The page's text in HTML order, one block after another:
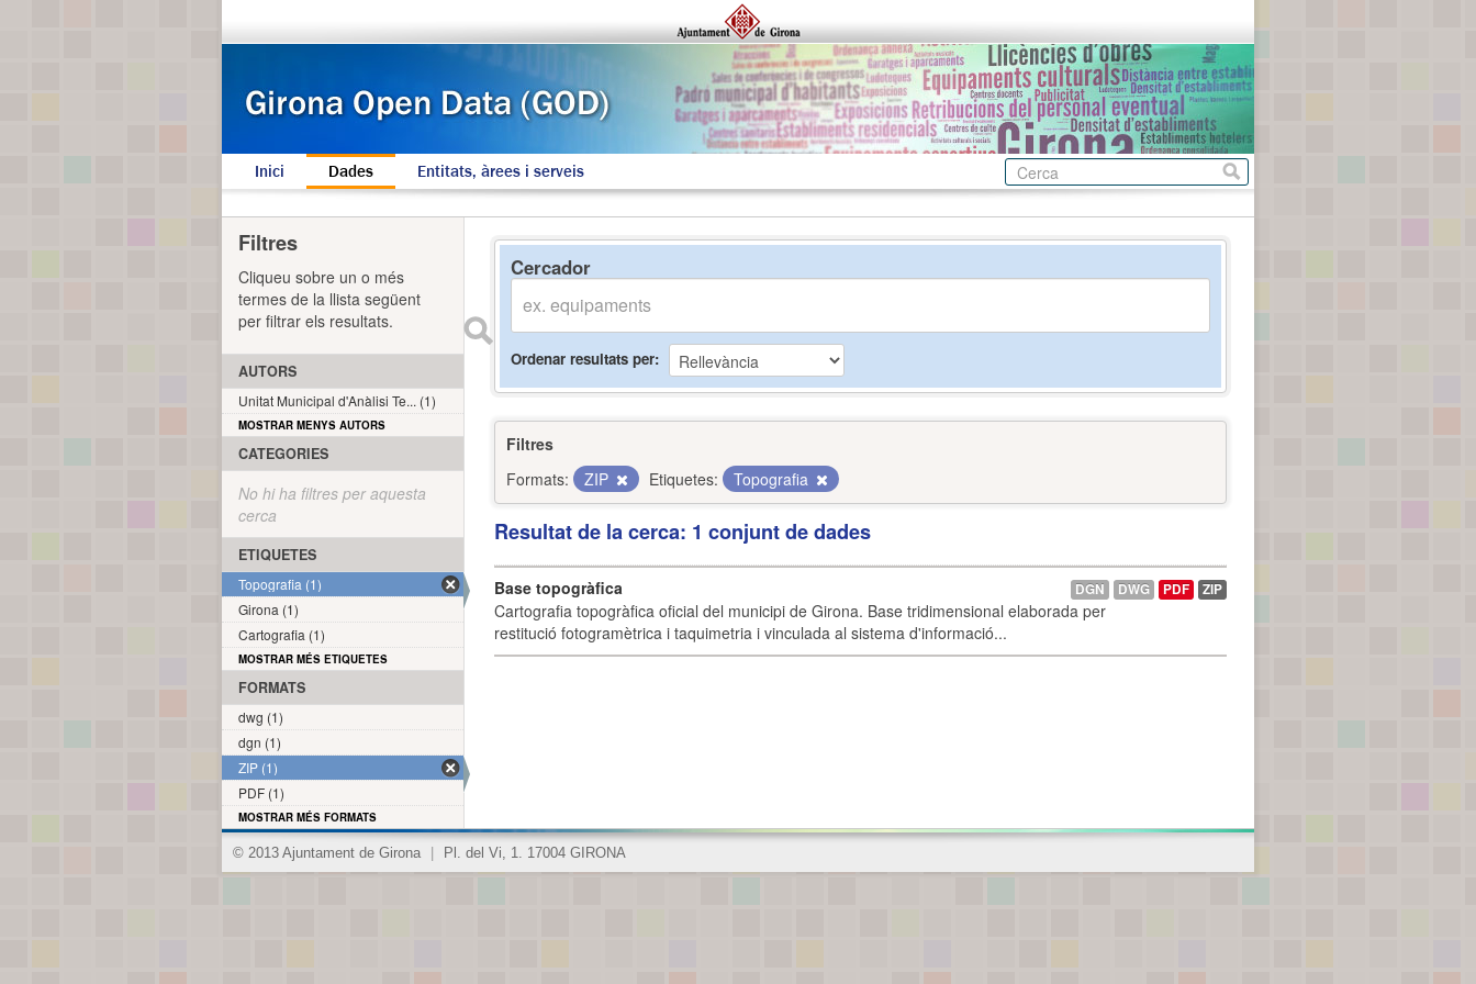
Inici Dades Entitats, àrees i serveis
Cercador
Ordenar resultats per
Filtres
Formats:
ZIP Etiquetes: Topografia
Resultat de la cerca: 1 conjunt de dades
Base topogràfica
Cartografia topogràfica oficial del municipi de Girona. Base tridimensional elaborada per
restitució fotogramètrica i taquimetria i vinculada al sistema d'informació...
DGN DWG PDF ZIP
Filtres
Cliqueu sobre un o més
termes de la llista següent
per filtrar els resultats.
AUTORS
Unitat Municipal d'Anàlisi Te... (1)
MOSTRAR MENYS AUTORS
CATEGORIES
No hi ha filtres per aquesta
cerca
ETIQUETES
Topografia (1)
Girona (1)
Cartografia (1)
MOSTRAR MÉS ETIQUETES
FORMATS
dwg (1)
dgn (1)
ZIP (1)
PDF (1)
MOSTRAR MÉS FORMATS
© 2013 Ajuntament de Girona Pl. del Vi, 1. 17004 GIRONA